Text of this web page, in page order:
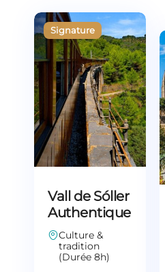
Vall de Sóller
Authentique
Culture &
tradition
(Durée 8h)